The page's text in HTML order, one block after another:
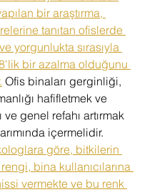
bir araştırma,
tanıtan ofislerde
yorgunlukta sırasıyla
bir azalma olduğunu
Ofis binaları gerginliği,
hafifletmek ve
ve genel refahı artırmak
içermelidir.
göre, bitkilerin
bina kullanıcılarına
vermekte ve bu renk